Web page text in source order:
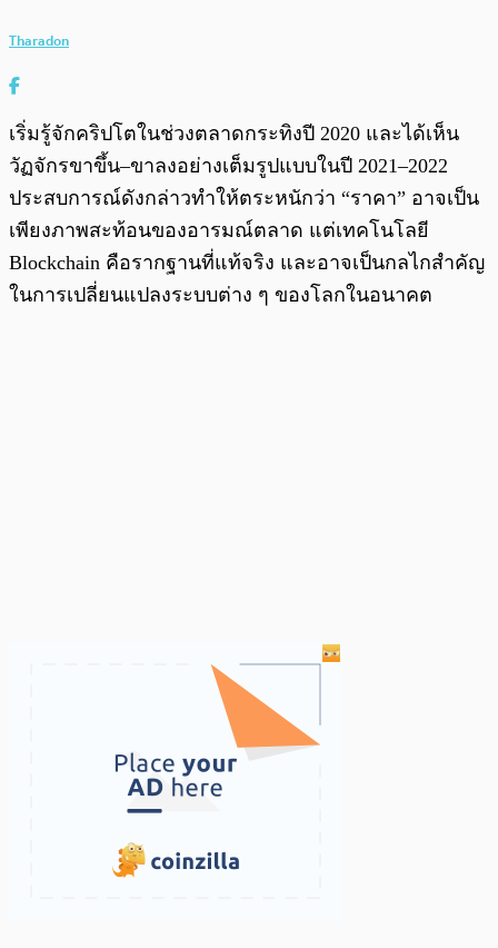
Tharadon
เริ่มรู้จักคริปโตในช่วงตลาดกระทิงปี 2020 และได้เห็น
วัฏจักรขาขึ้น–ขาลงอย่างเต็มรูปแบบในปี 2021–2022
ประสบการณ์ดังกล่าวทำให้ตระหนักว่า “ราคา” อาจเป็น
เพียงภาพสะท้อนของอารมณ์ตลาด แต่เทคโนโลยี
Blockchain คือรากฐานที่แท้จริง และอาจเป็นกลไกสำคัญ
ในการเปลี่ยนแปลงระบบต่าง ๆ ของโลกในอนาคต